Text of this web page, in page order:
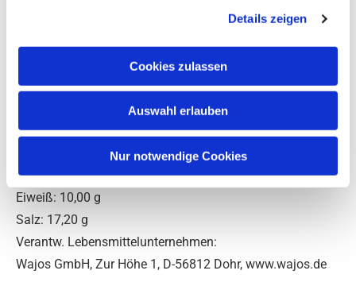
Details zeigen
Cookies zulassen
Auswahl erlauben
Nur notwendige Cookies
: Würzmischung
Nährwerte:Angaben pro 100g
Brennwerte: 323,00 kcal / 1352,00 Kj
Fett: 5,70 g davon gesättigte Fettsäuren: 0,40 g
Kohlenhydrate: 52,00 g
davon Zucker: 47,00 g
Eiweiß: 10,00 g
Salz: 17,20 g
Verantw. Lebensmittelunternehmen:
Wajos GmbH, Zur Höhe 1, D-56812 Dohr, www.wajos.de